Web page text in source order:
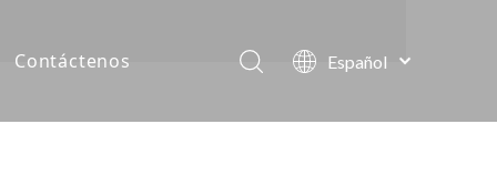
Contáctenos
Español
العربية